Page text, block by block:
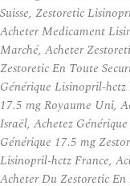
Suisse, Zestoretic
Acheter Medicament
Marché, Acheter
Zestoretic En Toute
Générique Lisinopril-
17.5 mg Royaume Uni,
Israël, Achetez
Générique 17.5 mg
Lisinopril-hctz France,
Acheter Du Zestoretic